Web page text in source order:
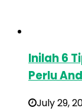
Inilah 6
Perlu
July 29,